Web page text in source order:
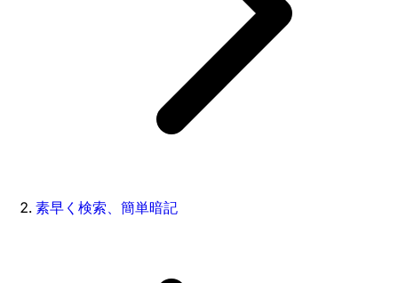
素早く検索、簡単暗記